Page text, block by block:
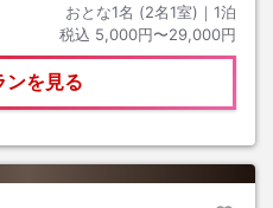
おとな1名 (2名1室)｜ 1泊
税込 5,000円〜29,000円
ンを見る